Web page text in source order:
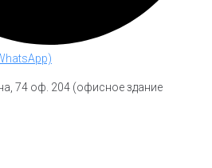
74 оф. 204 (офисное здание